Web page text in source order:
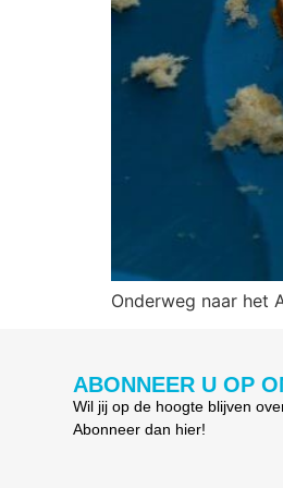
Onderweg naar het
ABONNEER U OP
Wil jij op de hoogte blijven
Abonneer dan hier!